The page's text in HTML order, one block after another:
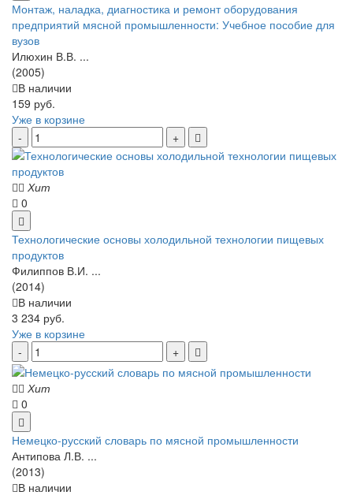
Монтаж, наладка, диагностика и ремонт оборудования
предприятий мясной промышленности: Учебное пособие для
вузов
Илюхин В.В. ...
(2005)
В наличии
159 руб.
Уже в корзине
Хит
0
Технологические основы холодильной технологии пищевых
продуктов
Филиппов В.И. ...
(2014)
В наличии
3 234 руб.
Уже в корзине
Хит
0
Немецко-русский словарь по мясной промышленности
Антипова Л.В. ...
(2013)
В наличии